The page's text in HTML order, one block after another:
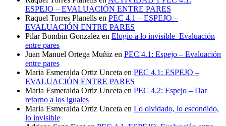
ESPEJO – EVALUACIÓN ENTRE PARES
Raquel Torres Planells en PEC 4.1 – ESPEJO –
EVALUACIÓN ENTRE PARES
Pilar Bombin Gonzalez en Elogio a lo invisible_Evaluación
entre pares
Juan Manuel Ortega Muñiz en PEC 4.1: Espejo – Evaluación
entre pares
Maria Esmeralda Ortiz Unceta en PEC 4.1: ESPEJO –
EVALUACIÓN ENTRE PARES
Maria Esmeralda Ortiz Unceta en PEC 4.2: Espejo – Dar
retorno a los iguales
Maria Esmeralda Ortiz Unceta en Lo olvidado, lo escondido,
lo invisible